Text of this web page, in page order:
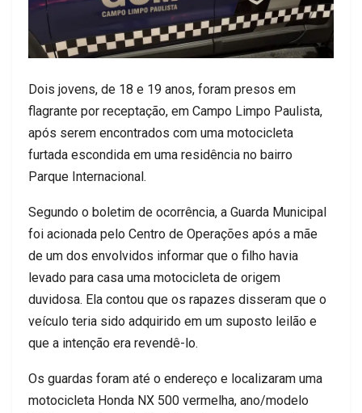
Dois jovens, de 18 e 19 anos, foram presos em
flagrante por receptação, em Campo Limpo Paulista,
após serem encontrados com uma motocicleta
furtada escondida em uma residência no bairro
Parque Internacional.
Segundo o boletim de ocorrência, a Guarda Municipal
foi acionada pelo Centro de Operações após a mãe
de um dos envolvidos informar que o filho havia
levado para casa uma motocicleta de origem
duvidosa. Ela contou que os rapazes disseram que o
veículo teria sido adquirido em um suposto leilão e
que a intenção era revendê-lo.
Os guardas foram até o endereço e localizaram uma
motocicleta Honda NX 500 vermelha, ano/modelo